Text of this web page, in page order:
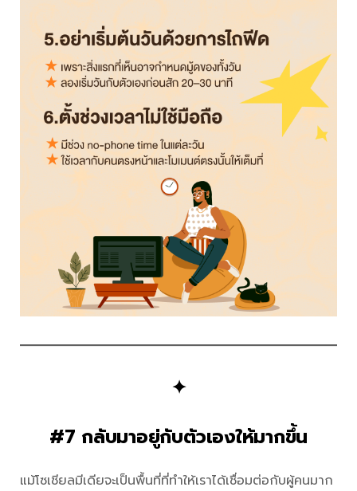
✦
#7 กลับมาอยู่กับตัวเองให้มากขึ้น
แม้โซเชียลมีเดียจะเป็นพื้นที่ที่ทำให้เราได้เชื่อมต่อกับผู้คนมาก